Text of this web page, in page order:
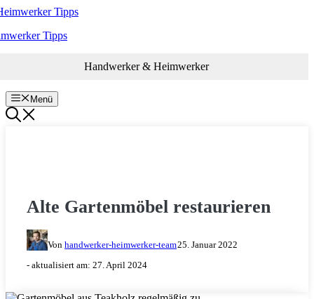
Zum
springenTipps
Handwerker & Heimwerker
Menü
Alte Gartenmöbel restaurieren
Von handwerker-heimwerker-team25. Januar 2022
- aktualisiert am: 27. April 2024